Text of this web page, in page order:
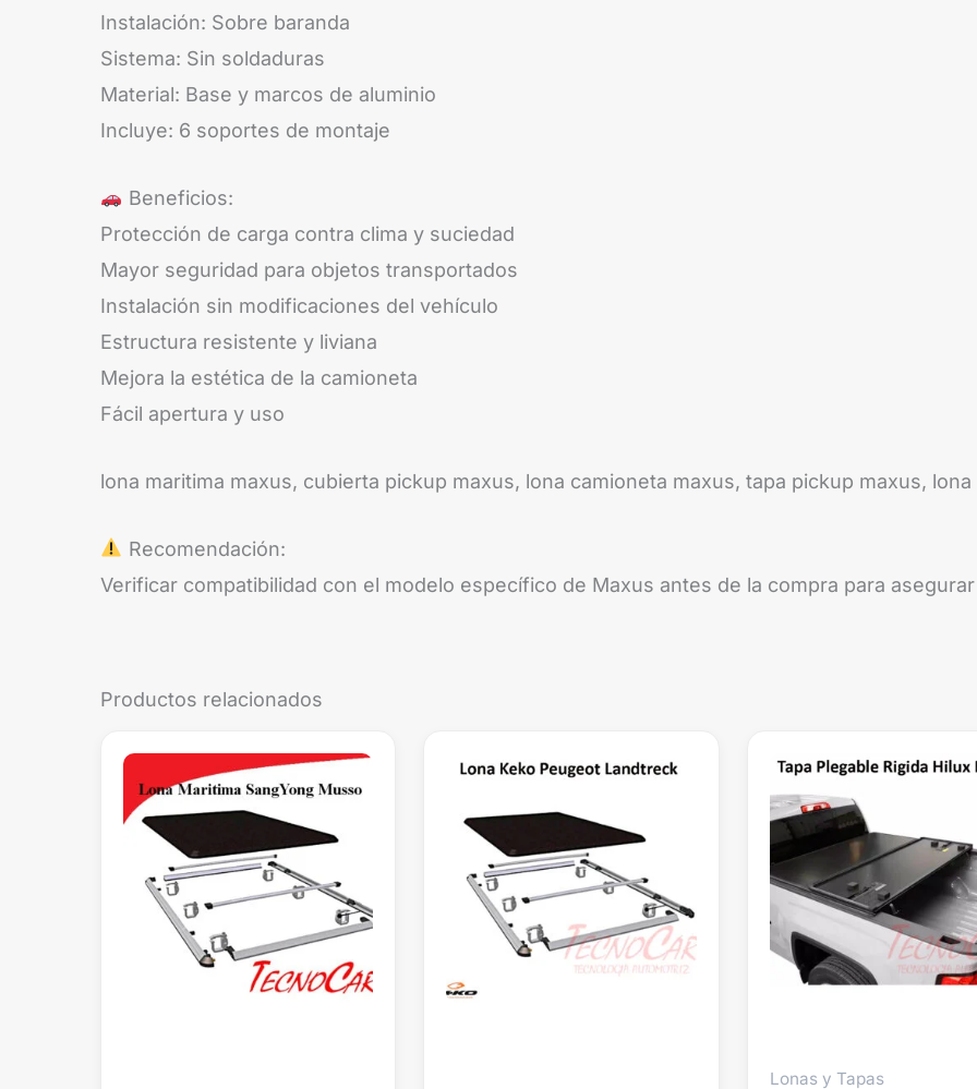
Instalación: Sobre baranda
Sistema: Sin soldaduras
Material: Base y marcos de aluminio
Incluye: 6 soportes de montaje
Beneficios:
Protección de carga contra clima y suciedad
Mayor seguridad para objetos transportados
Instalación sin modificaciones del vehículo
Estructura resistente y liviana
Mejora la estética de la camioneta
Fácil apertura y uso
lona maritima maxus, cubierta pickup maxus, lona camioneta maxus, tapa pickup maxus,
Recomendación:
Verificar compatibilidad con el modelo específico de Maxus antes de la compra para
Productos relacionados
Lonas y Tapas